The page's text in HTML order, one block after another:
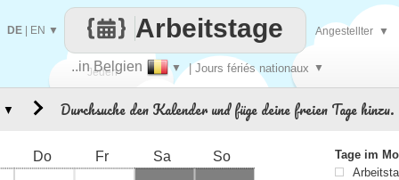
Jeden
..in Belgien ▼ | Jours fériés nationaux ▼
Arbeitstage
DE EN ▼ Angestellter ▼
Durchsuche den Kalender und füge deine freien Tage hinzu.
Do Fr Sa So
▼
Tage im